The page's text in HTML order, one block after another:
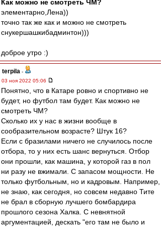
Как можно не смотреть ЧМ?
элементарно,Лена))
точно так же как и можно не смотреть
снукершашкибадминтон)))
доброе утро :)
terpila -
03 ноя 2022 05:06
Понятно, что в Катаре ровно и спортивно не
будет, но футбол там будет. Как можно не
смотреть ЧМ?
Сколько их у нас в жизни вообще в
сообразительном возрасте? Штук 16?
Если с бразилами ничего не случилось после
отбора, то у них есть шанс вернуться. Отбор
они прошли, как машина, у которой газ в пол
ни разу не вжимали. С запасом мощности. Не
только футбольным, но и кадровым. Например,
не знаю, как сегодня, но совсем недавно Тите
не брал в сборную лучшего бомбардира
прошлого сезона Халка. С невнятной
аргументацией, дескать "его там не было и